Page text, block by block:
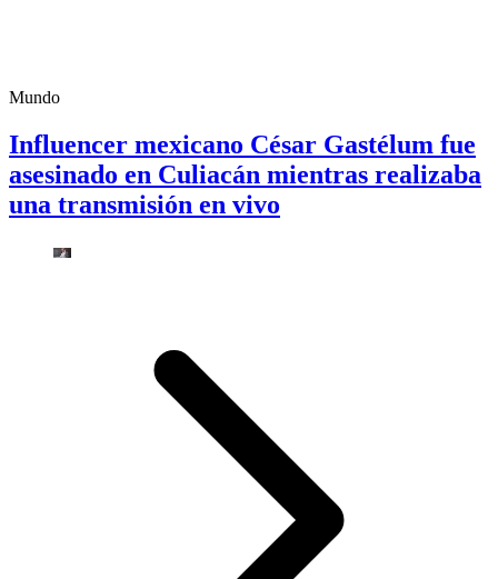
Mundo
Influencer mexicano César Gastélum fue
asesinado en Culiacán mientras realizaba
una transmisión en vivo